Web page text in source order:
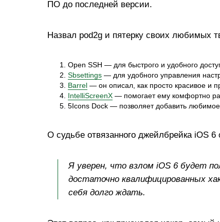
ПО до последней версии.
Назвал pod2g и пятерку своих любимых
Open SSH — для быстрого и удобного
Sbsettings — для удобного управления
Barrel — он описал, как просто красивое и
IntelliScreenX — помогает ему комфортно
5Icons Dock — позволяет добавить
О судьбе отвязанного джейлбрейка iOS
Я уверен, что взлом iOS 6 будет
достаточно квалифицированных
себя долго ждать.